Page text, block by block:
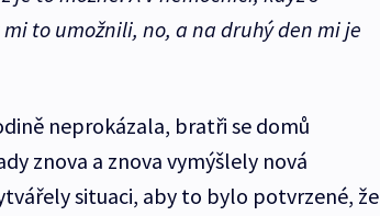
to umožnili, no, a na druhý den mi je
neprokázala, bratři se domů
znova a znova vymýšlely nová
situaci, aby to bylo potvrzené, že